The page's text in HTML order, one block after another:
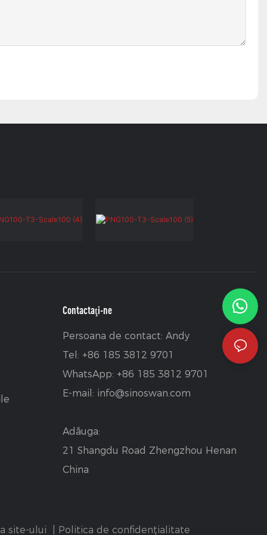
Contactaţi-ne
Persoana de contact: Andy
Tel: +86 185 3812 9701
WhatsApp: +86 185 3812 9701
E-mail: info@sinoswan.com
Adăuga:
21 Shangdu Road Zhengzhou Henan
China
site-ului Politica de confidențialitate